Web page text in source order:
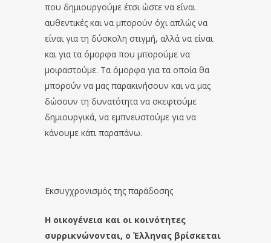
που δημιουργούμε έτσι ώστε να είναι
αυθεντικές και να μπορούν όχι απλώς να
είναι για τη δύσκολη στιγμή, αλλά να είναι
και για τα όμορφα που μπορούμε να
μοιραστούμε. Τα όμορφα για τα οποία θα
μπορούν να μας παρακινήσουν και να μας
δώσουν τη δυνατότητα να σκεφτούμε
δημιουργικά, να εμπνευστούμε για να
κάνουμε κάτι παραπάνω.
Εκσυγχρονισμός της παράδοσης
Η οικογένεια και οι κοινότητες
συρρικνώνονται, ο Έλληνας βρίσκεται